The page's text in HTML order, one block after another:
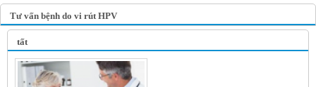
Tư vấn bệnh do vi rút HPV
tất